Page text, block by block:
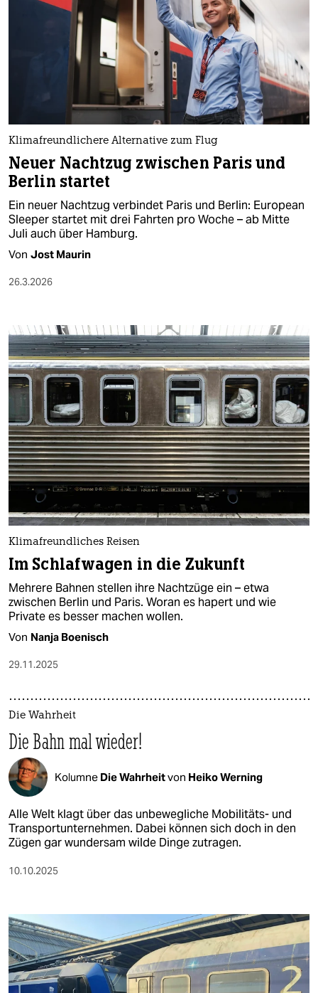
Klimafreundlichere Alternative zum Flug
Neuer Nachtzug zwischen Paris und
Berlin startet
Ein neuer Nachtzug verbindet Paris und Berlin: European
Sleeper startet mit drei Fahrten pro Woche – ab Mitte
Juli auch über Hamburg.
Von Jost Maurin
26.3.2026
Klimafreundliches Reisen
Im Schlafwagen in die Zukunft
Mehrere Bahnen stellen ihre Nachtzüge ein – etwa
zwischen Berlin und Paris. Woran es hapert und wie
Private es besser machen wollen.
Von Nanja Boenisch
29.11.2025
Die Wahrheit
Die Bahn mal wieder!
Kolumne Die Wahrheitvon Heiko Werning
Alle Welt klagt über das unbewegliche Mobilitäts- und
Transportunternehmen. Dabei können sich doch in den
Zügen gar wundersam wilde Dinge zutragen.
10.10.2025